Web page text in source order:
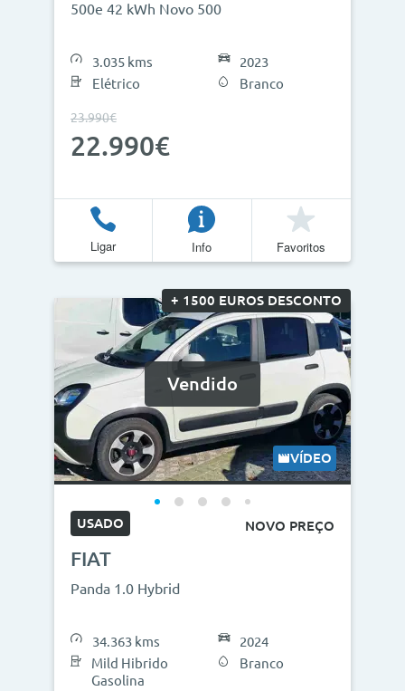
500e 42 kWh Novo 500
3.035 kms
Elétrico
2023
Branco
23.990€
22.990€
Ligar Info Favoritos
+ 1500 EUROS DESCONTO
Vendido
VÍDEO
USADO NOVO PREÇO
FIAT
Panda 1.0 Hybrid
34.363 kms
Mild Hibrido
Gasolina
2024
Branco